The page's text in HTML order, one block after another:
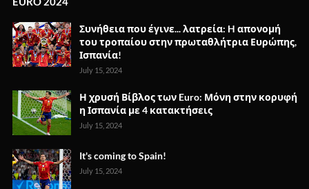
Συνήθεια που έγινε... λατρεία: H απονομή
του τροπαίου στην πρωταθλήτρια Ευρώπης,
Ισπανία!
July 15, 2024
Η χρυσή Βίβλος των Euro: Μόνη στην κορυφή
η Ισπανία με 4 κατακτήσεις
July 15, 2024
It's coming to Spain!
July 15, 2024